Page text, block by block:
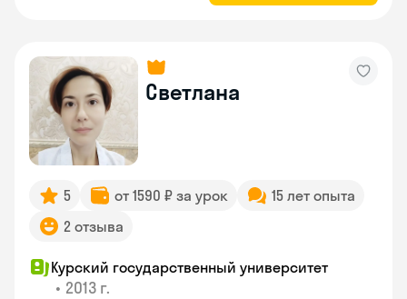
Светлана
5 от 1590 ₽ за урок
15 лет опыта
2 отзыва
Курский государственный университет
• 2013 г.